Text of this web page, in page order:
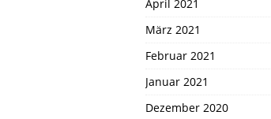
April 2021
März 2021
Februar 2021
Januar 2021
Dezember 2020